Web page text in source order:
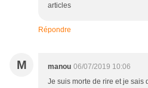
articles
Répondre
M manou 06/07/2019 10:06
Je suis morte de rire et je sais